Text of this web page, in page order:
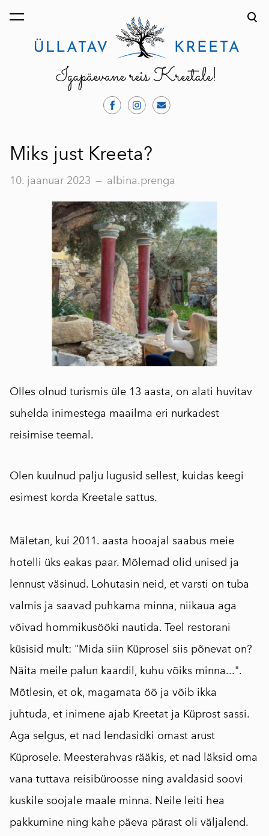
lisati ostukorvi. Vaata ostukorvi
Miks just Kreeta?
10. jaanuar 2023 — albina.prenga
Olles olnud turismis üle 13 aasta, on alati huvitav
suhelda inimestega maailma eri nurkadest
reisimise teemal.
Olen kuulnud palju lugusid sellest, kuidas keegi
esimest korda Kreetale sattus.
Mäletan, kui 2011. aasta hooajal saabus meie
hotelli üks eakas paar. Mõlemad olid unised ja
lennust väsinud. Lohutasin neid, et varsti on tuba
valmis ja saavad puhkama minna, niikaua aga
võivad hommikusööki nautida. Teel restorani
küsisid mult: "Mida siin Küprosel siis põnevat on?
Näita meile palun kaardil, kuhu võiks minna...".
Mõtlesin, et ok, magamata öö ja võib ikka
juhtuda, et inimene ajab Kreetat ja Küprost sassi.
Aga selgus, et nad lendasidki omast arust
Küprosele. Meesterahvas rääkis, et nad läksid oma
vana tuttava reisibüroosse ning avaldasid soovi
kuskile soojale maale minna. Neile leiti hea
pakkumine ning kahe päeva pärast oli väljalend.